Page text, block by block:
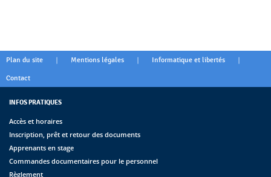
Plan du site | Mentions légales | Informatique et libertés |
Contact
INFOS PRATIQUES
Accès et horaires
Inscription, prêt et retour des documents
Apprenants en stage
Commandes documentaires pour le personnel
Règlement